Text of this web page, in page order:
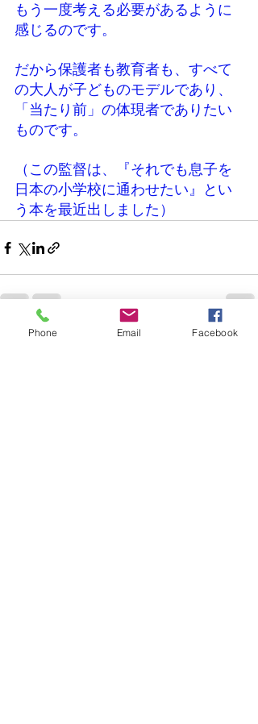
もう一度考える必要があるように
感じるのです。
だから保護者も教育者も、すべて
の大人が子どものモデルであり、
「当たり前」の体現者でありたい
ものです。
（この監督は、『それでも息子を
日本の小学校に通わせたい』とい
う本を最近出しました）
最新記事 すべて表示
Phone Email Facebook